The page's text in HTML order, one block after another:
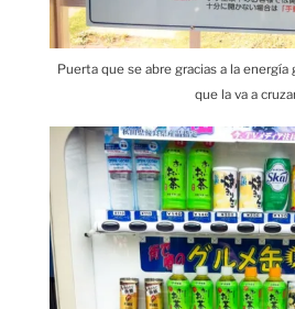
Puerta que se abre gracias a la energía
que la va a